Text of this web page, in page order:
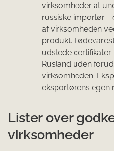
virksomheder at
russiske importør -
af virksomheden
produkt.
udstede certifikater
Rusland uden
virksomheden.
eksportørens egen
Lister over
virksomheder